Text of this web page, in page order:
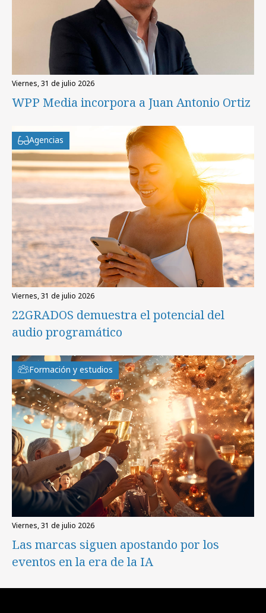
viernes, 31 de julio 2026
WPP Media incorpora a Juan Antonio Ortiz
Agencias
viernes, 31 de julio 2026
22GRADOS demuestra el potencial del
audio programático
Formación y estudios
viernes, 31 de julio 2026
Las marcas siguen apostando por los
eventos en la era de la IA